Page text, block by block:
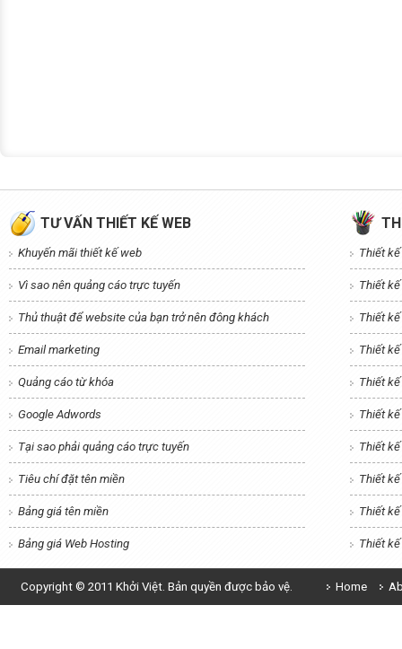
TƯ VẤN THIẾT KẾ WEB
Khuyến mãi thiết kế web
Vì sao nên quảng cáo trực tuyến
Thủ thuật để website của bạn trở nên đông khách
Email marketing
Quảng cáo từ khóa
Google Adwords
Tại sao phải quảng cáo trực tuyến
Tiêu chí đặt tên miền
Bảng giá tên miền
Bảng giá Web Hosting
Thiết
Thiết
Thiết
Thiết
Thiết
Thiết
Thiết
Thiết
Thiết
Thiết
Copyright © 2011 Khởi Việt. Bản quyền được bảo vệ. Home